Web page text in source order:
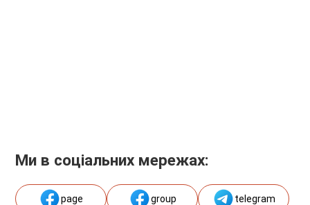
Ми в соціальних мережах:
page group telegram